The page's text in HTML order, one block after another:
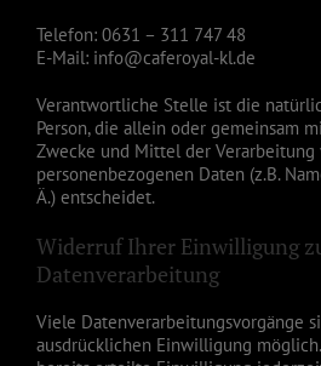
Telefon: 0631 – 311 747 48
E-Mail: info@caferoyal-kl.de
Verantwortliche Stelle ist die
Person, die allein oder gemeinsam
Zwecke und Mittel der Verarbeitung
personenbezogenen Daten (z.B.
Ä.) entscheidet.
Widerruf Ihrer Einwilligung
Datenverarbeitung
Viele Datenverarbeitungsvorgänge
ausdrücklichen Einwilligung